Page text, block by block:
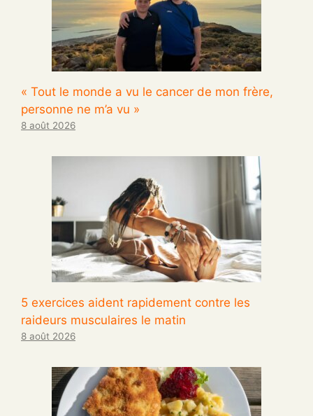
« Tout le monde a vu le cancer de mon frère,
personne ne m’a vu »
8 août 2026
5 exercices aident rapidement contre les
raideurs musculaires le matin
8 août 2026